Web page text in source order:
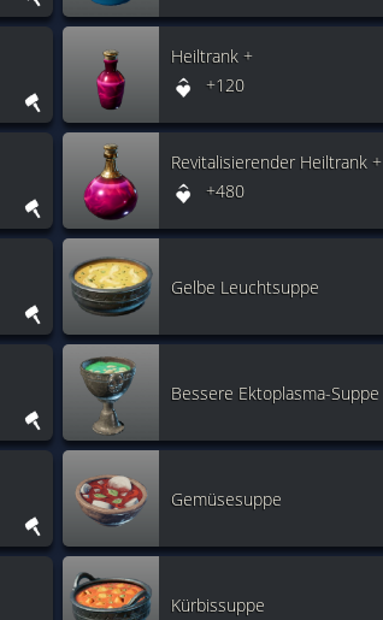
Heiltrank +
+120
Revitalisierender Heiltrank +
+480
Gelbe Leuchtsuppe
Bessere Ektoplasma-Suppe
Gemüsesuppe
Kürbissuppe